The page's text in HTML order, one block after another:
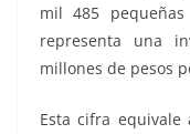
mil 485
representa una
millones de pesos
Esta cifra